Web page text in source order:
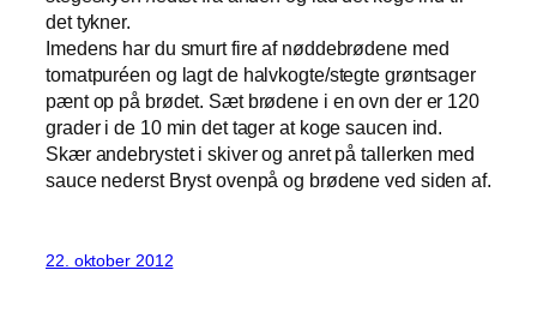
det tykner.
Imedens har du smurt fire af nøddebrødene med
tomatpuréen og lagt de halvkogte/stegte grøntsager
pænt op på brødet. Sæt brødene i en ovn der er 120
grader i de 10 min det tager at koge saucen ind.
Skær andebrystet i skiver og anret på tallerken med
sauce nederst Bryst ovenpå og brødene ved siden af.
22. oktober 2012